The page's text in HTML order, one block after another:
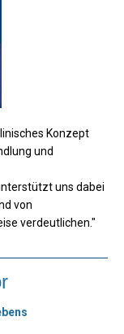
Konzept
und
uns dabei
von
verdeutlichen."